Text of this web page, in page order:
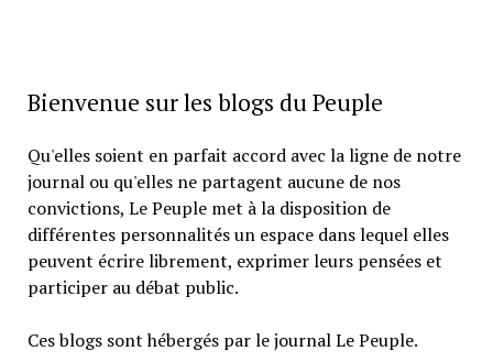
Bienvenue sur les blogs du Peuple
Qu'elles soient en parfait accord avec la ligne de notre
journal ou qu'elles ne partagent aucune de nos
convictions, Le Peuple met à la disposition de
différentes personnalités un espace dans lequel elles
peuvent écrire librement, exprimer leurs pensées et
participer au débat public.
Ces blogs sont hébergés par le journal Le Peuple.